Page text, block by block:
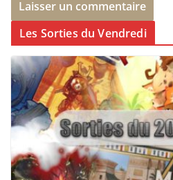
Les Sorties du Vendredi